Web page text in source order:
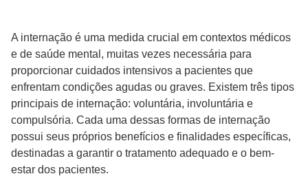
A internação é uma medida crucial em contextos médicos
e de saúde mental, muitas vezes necessária para
proporcionar cuidados intensivos a pacientes que
enfrentam condições agudas ou graves. Existem três tipos
principais de internação: voluntária, involuntária e
compulsória. Cada uma dessas formas de internação
possui seus próprios benefícios e finalidades específicas,
destinadas a garantir o tratamento adequado e o bem-
estar dos pacientes.